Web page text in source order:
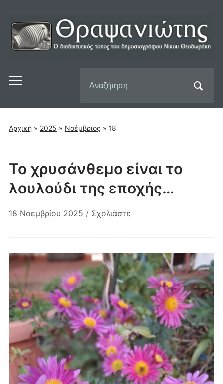
Εναλλαγή
μενού
για
για:
Αρχική » 2025 » Νοέμβριος » 18
Το χρυσάνθεμο είναι το
λουλούδι της εποχής…
18 Νοεμβρίου 2025 / Σχολιάστε